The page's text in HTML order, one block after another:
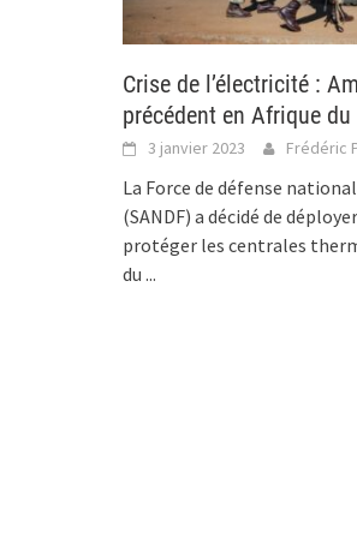
Crise de l’électricité :
précédent en Afrique du
3 janvier 2023 Frédéric
La Force de défense
(SANDF) a décidé de
protéger les centrales
du ...